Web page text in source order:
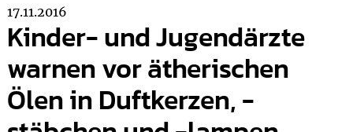
17.11.2016
Kinder- und Jugendärzte
warnen vor ätherischen
Ölen in Duftkerzen, -